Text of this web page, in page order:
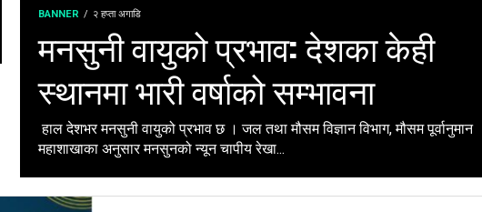
BANNER २ हप्ता अगाडि
मनसुनी वायुको प्रभाव: देशका केही
स्थानमा भारी वर्षाको सम्भावना
हाल देशभर मनसुनी वायुको प्रभाव छ । जल तथा मौसम विज्ञान विभाग, मौसम पूर्वानुमान
महाशाखाका अनुसार मनसुनको न्यून चापीय रेखा...